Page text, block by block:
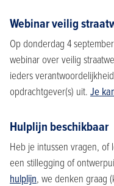
Webinar veilig
Op donderdag 4
webinar over veilig
ieders
opdrachtgever(s) uit. Je
Hulplijn beschikbaar
Heb je intussen vragen,
een stillegging of
hulplijn, we denken graag